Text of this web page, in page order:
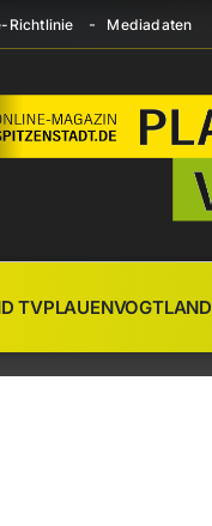
Richtlinie Mediadaten
TVPLAUENVOGTLAND